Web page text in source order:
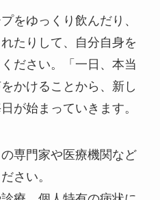
をゆっくり飲んだり、
たりして、自分自身を
ださい。「一日、本当
かけることから、新し
が始まっていきます。
専門家や医療機関など
さい。